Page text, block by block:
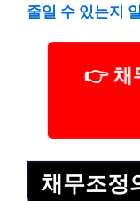
줄일 수 있는지
👉 채
채무조정